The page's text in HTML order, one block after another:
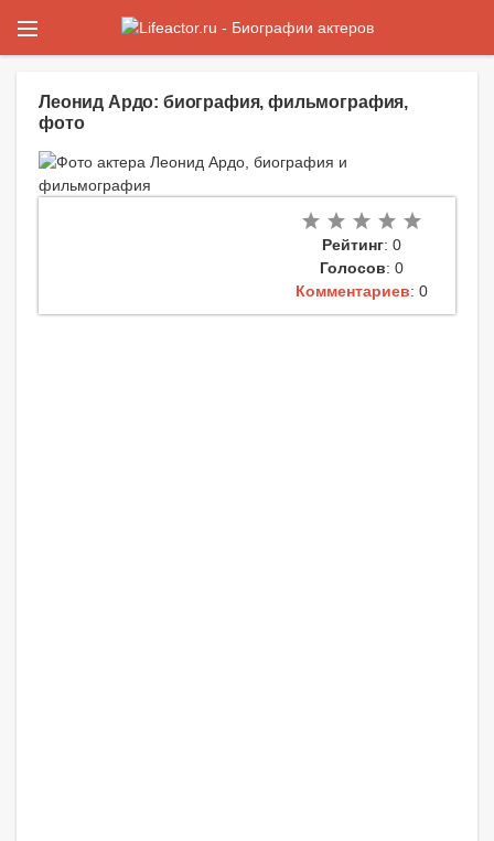
Леонид Ардо: биография, фильмография,
фото
Рейтинг: 0
Голосов: 0
Комментариев: 0